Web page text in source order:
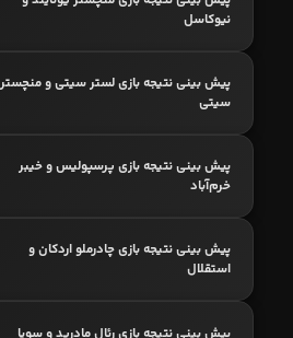
نیوکاسل
پیش بینی نتیجه بازی لستر سیتی و منچستر
سیتی
پیش بینی نتیجه بازی پرسپولیس و خیبر
خرم‌آباد
پیش بینی نتیجه بازی چادرملو اردکان و
استقلال
پیش بینی نتیجه بازی رئال مادرید و سویا